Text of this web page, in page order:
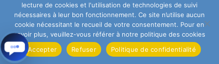
lecture de cookies et l'utilisation de technologies de suivi
nécessaires à leur bon fonctionnement. Ce site n’utilise aucun
cookie nécessitant le recueil de votre consentement. Pour en
savoir plus, veuillez-vous référer à notre politique des cookies
Accepter
Refuser Politique de confidentialité
ENVOYER
RECEVOIR LES INFOS PAR MAIL Donner votre avis